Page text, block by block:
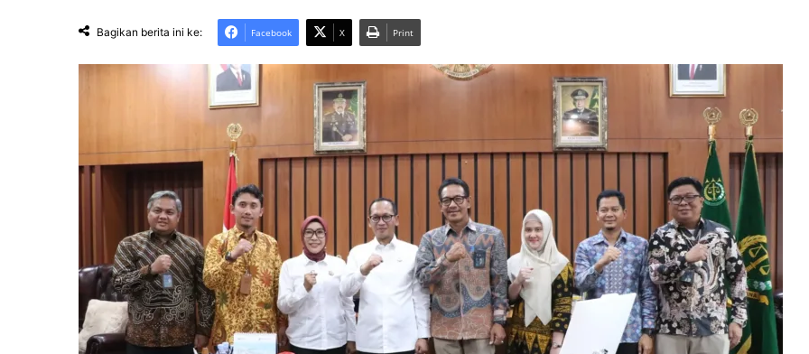
Bagikan berita ini ke: Facebook X Print